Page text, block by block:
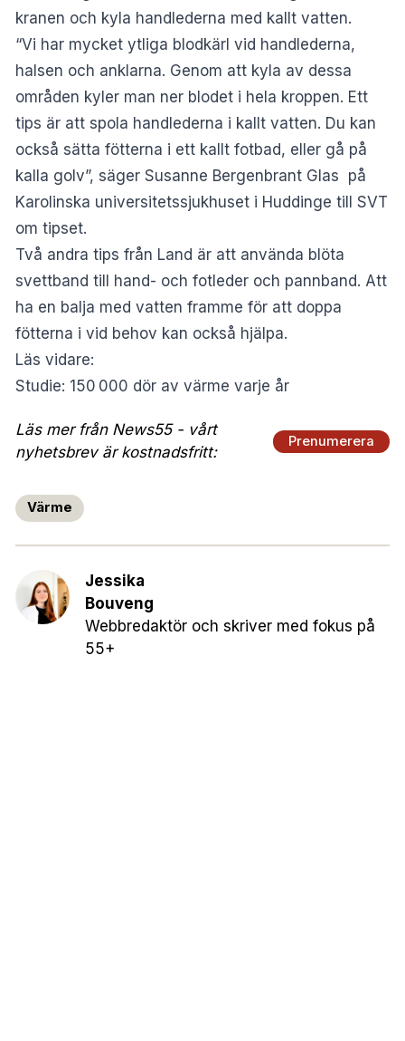
kranen och kyla handlederna med kallt vatten.
“Vi har mycket ytliga blodkärl vid handlederna,
halsen och anklarna. Genom att kyla av dessa
områden kyler man ner blodet i hela kroppen. Ett
tips är att spola handlederna i kallt vatten. Du kan
också sätta fötterna i ett kallt fotbad, eller gå på
kalla golv”, säger Susanne Bergenbrant Glas på
Karolinska universitetssjukhuset i Huddinge till SVT
om tipset.
Två andra tips från Land är att använda blöta
svettband till hand- och fotleder och pannband. Att
ha en balja med vatten framme för att doppa
fötterna i vid behov kan också hjälpa.
Läs vidare:
Studie: 150 000 dör av värme varje år
Läs mer från News55 - vårt
nyhetsbrev är kostnadsfritt:
Prenumerera
Värme
Jessika
Bouveng
Webbredaktör och skriver med fokus på
55+